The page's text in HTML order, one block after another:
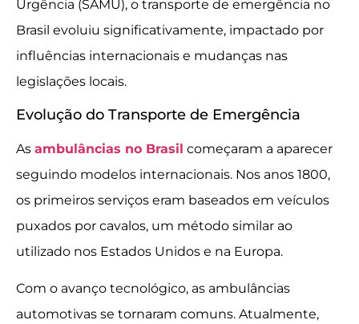
Urgência (SAMU), o transporte de emergência no
Brasil evoluiu significativamente, impactado por
influências internacionais e mudanças nas
legislações locais.
Evolução do Transporte de Emergência
As ambulâncias no Brasil começaram a aparecer
seguindo modelos internacionais. Nos anos 1800,
os primeiros serviços eram baseados em veículos
puxados por cavalos, um método similar ao
utilizado nos Estados Unidos e na Europa.
Com o avanço tecnológico, as ambulâncias
automotivas se tornaram comuns. Atualmente,